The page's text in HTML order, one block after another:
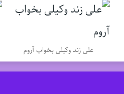
علی زند وکیلی بخواب آروم